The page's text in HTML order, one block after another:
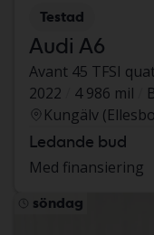
Testad
Audi A6
Avant 45 TFSI
2022
4 986 mil
Kungälv
Ledande bud
Med finansiering
söndag